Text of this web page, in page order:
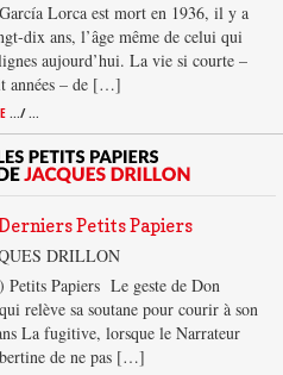
Lorca est mort en 1936, il y a
dix ans, l’âge même de celui qui
aujourd’hui. La vie si courte –
années – de […]
.../ ...
Petits Papiers
DRILLON
Petits Papiers Le geste de Don
relève sa soutane pour courir à son
La fugitive, lorsque le Narrateur
de ne pas […]